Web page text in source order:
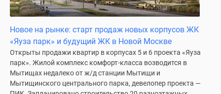
акции
Макс
Новое на рынке: старт продаж новых корпусов ЖК
«Яуза парк» и будущий ЖК в Новой Москве
Открыты продажи квартир в корпусах 5 и 6 проекта «Яуза
парк». Жилой комплекс комфорт-класса возводится в
Мытищах недалеко от ж/д станции Мытищи и
Мытищинского центрального парка, девелопер проекта —